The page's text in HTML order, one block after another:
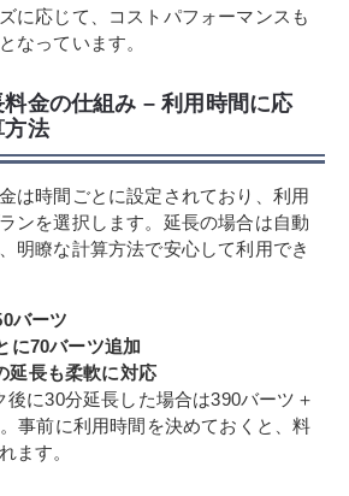
に応じて、コストパフォーマンスも
なっています。
金の仕組み – 利用時間に応
方法
は時間ごとに設定されており、利用
ンを選択します。延長の場合は自動
明瞭な計算方法で安心して利用でき
バーツ
に70バーツ追加
延長も柔軟に対応
に30分延長した場合は390バーツ＋
事前に利用時間を決めておくと、料
ます。